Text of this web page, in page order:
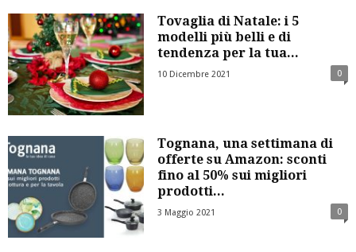
Tovaglia di Natale: i 5
modelli più belli e di
tendenza per la tua...
10 Dicembre 2021 0
Tognana, una settimana di
offerte su Amazon: sconti
fino al 50% sui migliori
prodotti...
3 Maggio 2021 0